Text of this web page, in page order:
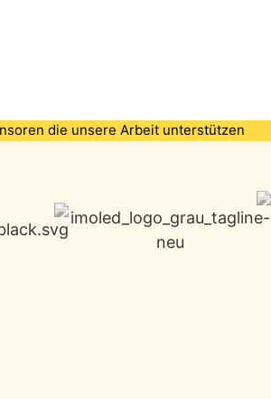
die unsere Arbeit unterstützen